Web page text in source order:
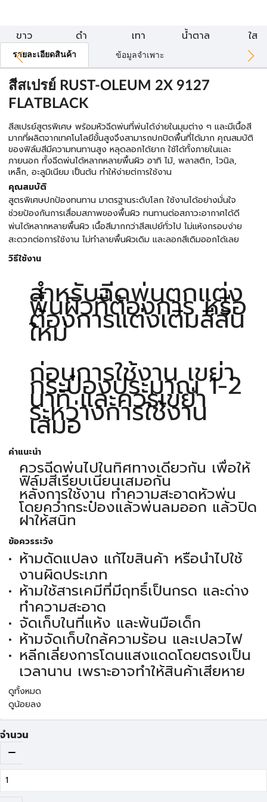
ขาว ดำ เทา น้ำตาล ใส
รายละเอียดสินค้า ข้อมูลจำเพาะ
สีสเปรย์ RUST-OLEUM 2X 9127
FLATBLACK
สีสเปรย์สูตรพิเศษ พร้อมหัวฉีดพ่นที่พ่นได้ง่ายในมุมต่าง ๆ และมีเนื้อสี
มากที่ผลิตจากเทคโนโลยีขั้นสูงจึงสามารถปกปิดพื้นที่ได้มาก คุณสมบัติ
ของฟิล์มสีมีความทนทานสูง หลุดลอกได้ยาก ใช้ได้ทั้งภายในและ
ภายนอก ทั้งฉีดพ่นได้หลากหลายพื้นผิว อาทิ ไม้, พลาสติก, ไวนิล,
เหล็ก, อะลูมิเนียม เป็นต้น ทำให้ง่ายต่การใช้งาน
คุณสมบัติ
สูตรพิเศษปกป้องทนทาน มาตรฐานระดับโลก ใช้งานได้อย่างมั่นใจ
ช่วยป้องกันการเสื่อมสภาพของพื้นผิว ทนทานต่อสภาวะอากาศได้ดี
พ่นได้หลากหลายพื้นผิว เนื้อสีมากกว่าสีสเปย์ทั่วไป ไม่แห้งกรอบง่าย
สะดวกต่อการใช้งาน ไม่ทำลายพื้นผิวเดิม และลอกสีเดิมออกได้เลย
วิธีใช้งาน
สำหรับฉีดพ่นตกแต่ง
พื้นผิวที่ต้องการ หรือ
ต้องการแต่งเติมสีสัน
ใหม่
ก่อนการใช้งาน เขย่า
กระป๋องประมาณ 1-2
นาที และควรเขย่า
ระหว่างการใช้งาน
เสมอ
คำแนะนำ
ควรฉีดพ่นไปในทิศทางเดียวกัน เพื่อให้
ฟิล์มสีเรียบเนียนเสมอกัน
หลังการใช้งาน ทำความสะอาดหัวพ่น
โดยคว่ำกระป๋องแล้วพ่นลมออก แล้วปิด
ฝาให้สนิท
ข้อควรระวัง
ห้ามดัดแปลง แก้ไขสินค้า หรือนำไปใช้
งานผิดประเภท
ห้ามใช้สารเคมีที่มีฤทธิ์เป็นกรด และด่าง
ทำความสะอาด
จัดเก็บในที่แห้ง และพ้นมือเด็ก
ห้ามจัดเก็บใกล้ความร้อน และเปลวไฟ
หลีกเลี่ยงการโดนแสงแดดโดยตรงเป็น
เวลานาน เพราะอาจทำให้สินค้าเสียหาย
ดูทั้งหมด
ดูน้อยลง
จำนวน